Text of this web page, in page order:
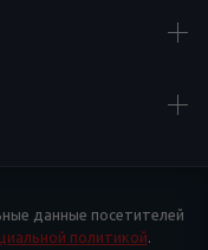
данные посетителей
политикой.